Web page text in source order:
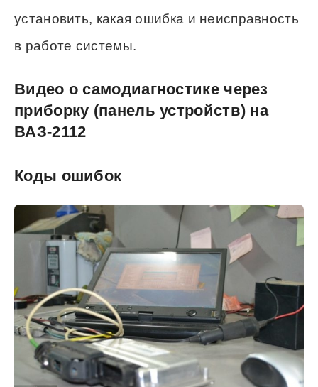
установить, какая ошибка и неисправность
в работе системы.
Видео о самодиагностике через
приборку (панель устройств) на
ВАЗ-2112
Коды ошибок